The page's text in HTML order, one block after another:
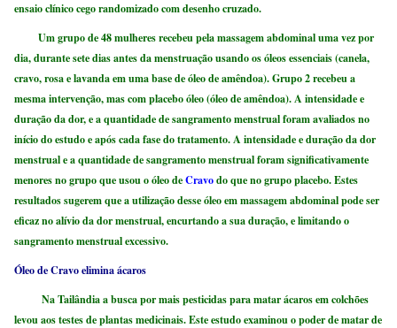
ensaio clínico cego randomizado com desenho cruzado.
Um grupo de 48 mulheres recebeu pela massagem abdominal uma vez por
dia, durante sete dias antes da menstruação usando os óleos essenciais (canela,
cravo, rosa e lavanda em uma base de óleo de amêndoa). Grupo 2 recebeu a
mesma intervenção, mas com placebo óleo (óleo de amêndoa). A intensidade e
duração da dor, e a quantidade de sangramento menstrual foram avaliados no
início do estudo e após cada fase do tratamento. A intensidade e duração da dor
menstrual e a quantidade de sangramento menstrual foram significativamente
menores no grupo que usou o óleo deCravodo que no grupo placebo. Estes
resultados sugerem que a utilização desse óleo em massagem abdominal pode ser
eficaz no alívio da dor menstrual, encurtando a sua duração, e limitando o
sangramento menstrual excessivo.
Óleo de Cravo elimina ácaros
Na Tailândia a busca por mais pesticidas para matar ácaros em colchões
levou aos testes de plantas medicinais. Este estudo examinou o poder de matar de